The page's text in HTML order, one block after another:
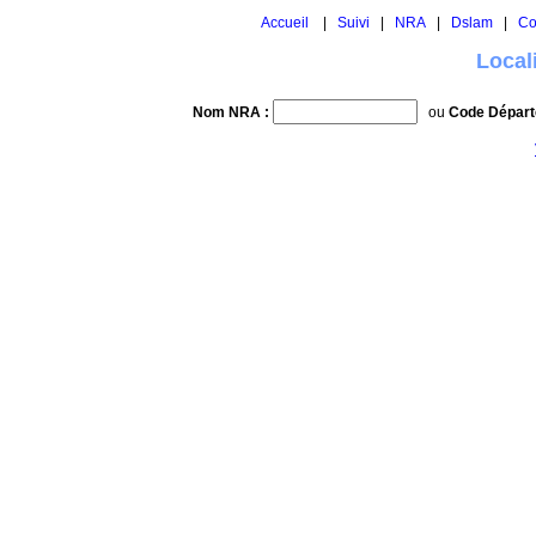
Accueil Suivi NRA Dslam
Nom NRA : ou Code